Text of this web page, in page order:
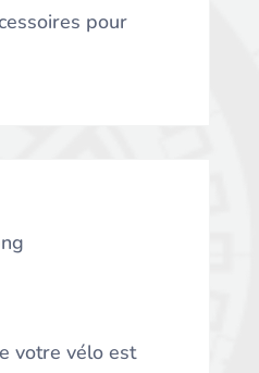
pour
votre vélo est
à votre